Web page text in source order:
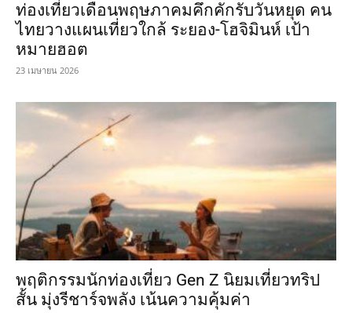
ท่องเที่ยวเดือนพฤษภาคมคึกคักรับวันหยุด คน
ไทยวางแผนเที่ยวใกล้ ระยอง-โฮจิมินห์ เป้า
หมายฮอต
23 เมษายน 2026
พฤติกรรมนักท่องเที่ยว Gen Z นิยมเที่ยวทริป
สั้น มุ่งรีชาร์จพลัง เน้นความคุ้มค่า